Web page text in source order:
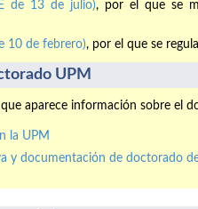
de 13 de julio), por el que se
10 de febrero), por el que se
UPM
aparece información sobre el
la UPM
y documentación de doctorado